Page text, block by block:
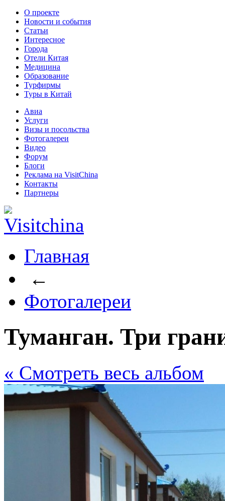
О проекте
Новости и события
Статьи
Интересное
Города
Отели Китая
Медицина
Образование
Турфирмы
Туры в Китай
Авиа
Услуги
Визы и посольства
Фотогалереи
Видео
Форум
Блоги
Реклама на VisitChina
Контакты
Партнеры
Главная
←
Фотогалереи
Туманган. Три
« Cмотреть весь альбом